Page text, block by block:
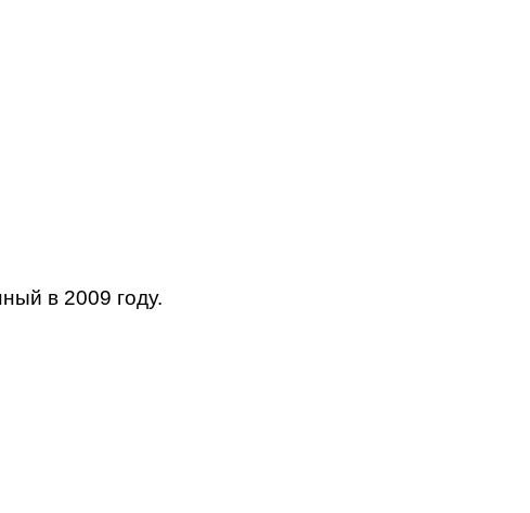
в 2009 году.